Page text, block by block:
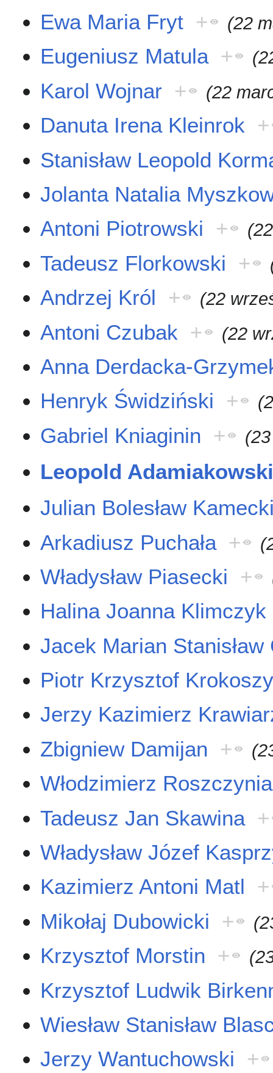
Ewa Maria Fryt + (22
Eugeniusz Matula +
Karol Wojnar + (22
Danuta Irena Kleinrok +
Stanisław Leopold
Jolanta Natalia
Antoni Piotrowski
+
Tadeusz Florkowski +
Andrzej Król + (22
Antoni Czubak + (22
Anna Derdacka-
Henryk Świdziński
+
Gabriel Kniaginin +
Leopold
Julian Bolesław
Arkadiusz Puchała +
Władysław Piasecki +
Halina Joanna Klimczyk
Jacek Marian
Piotr Krzysztof
Jerzy Kazimierz
Zbigniew Damijan +
Włodzimierz
Tadeusz Jan Skawina +
Władysław Józef
Kazimierz Antoni Matl
+
Mikołaj Dubowicki
+
Krzysztof Morstin +
Krzysztof Ludwik
Wiesław Stanisław
Jerzy Wantuchowski
+